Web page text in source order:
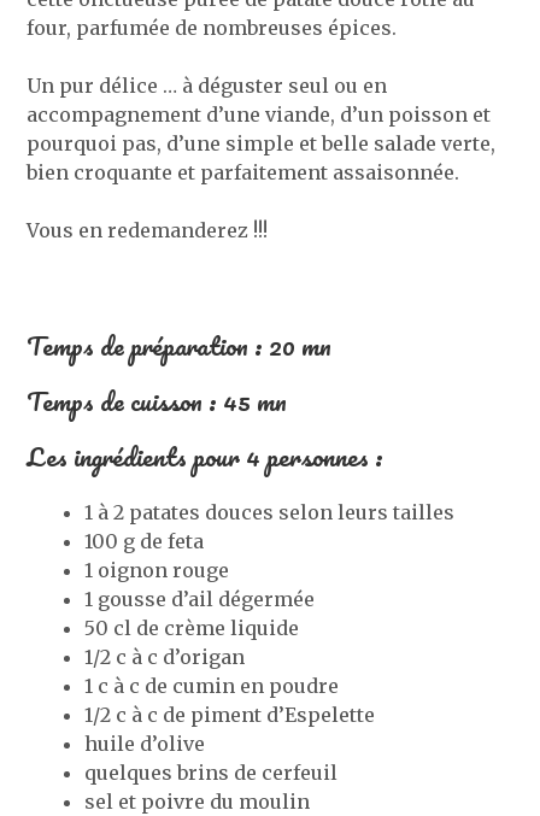
four, parfumée de nombreuses épices.
Un pur délice … à déguster seul ou en
accompagnement d’une viande, d’un poisson et
pourquoi pas, d’une simple et belle salade verte,
bien croquante et parfaitement assaisonnée.
Vous en redemanderez !!!
Temps de préparation : 20 mn
Temps de cuisson : 45 mn
Les ingrédients pour 4 personnes :
1 à 2 patates douces selon leurs tailles
100 g de feta
1 oignon rouge
1 gousse d’ail dégermée
50 cl de crème liquide
1/2 c à c d’origan
1 c à c de cumin en poudre
1/2 c à c de piment d’Espelette
huile d’olive
quelques brins de cerfeuil
sel et poivre du moulin